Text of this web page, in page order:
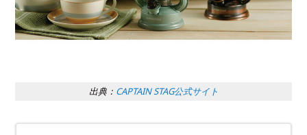
出典： CAPTAIN STAG公式サイト